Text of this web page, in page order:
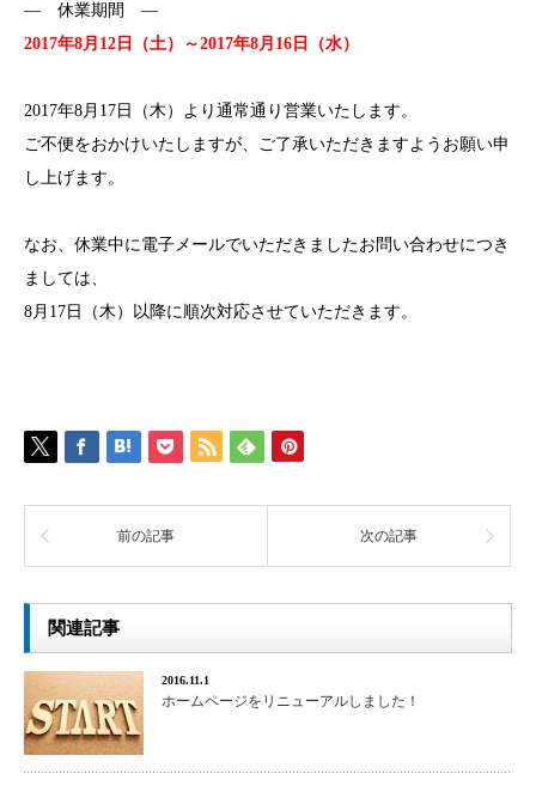
— 休業期間 —
2017年8月12日（土）～2017年8月16日（水）
2017年8月17日（木）より通常通り営業いたします。
ご不便をおかけいたしますが、ご了承いただきますようお願い申
し上げます。
なお、休業中に電子メールでいただきましたお問い合わせにつき
ましては、
8月17日（木）以降に順次対応させていただきます。
前の記事 次の記事
関連記事
2016.11.1
ホームページをリニューアルしました！